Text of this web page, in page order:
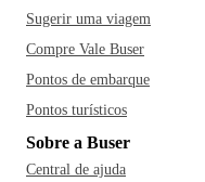
Sugerir uma viagem
Compre Vale Buser
Pontos de embarque
Pontos turísticos
Sobre a Buser
Central de ajuda